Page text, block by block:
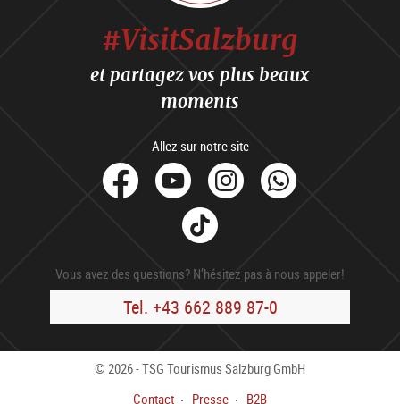
#VisitSalzburg
et partagez vos plus beaux
moments
Allez sur notre site
facebook
YoutubeInstagram
Tik
Tok
Vous avez des questions? N’hésitez pas à nous appeler!
Tel. +43 662 889 87-0
© 2026 - TSG Tourismus Salzburg GmbH
Contact
Presse B2B